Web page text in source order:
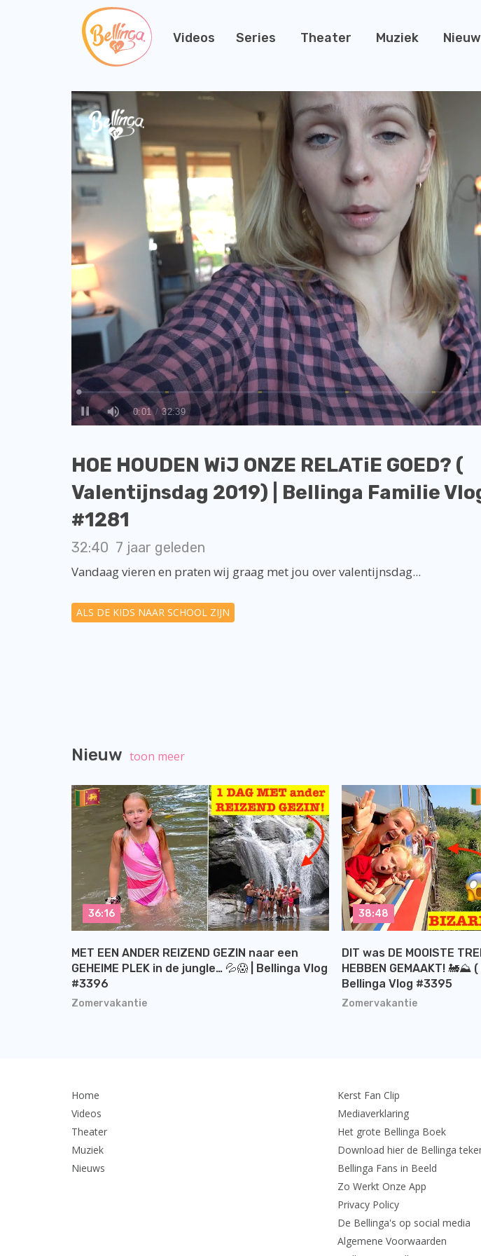
Videos Series Theater Muziek
HOE HOUDEN WiJ ONZE RELATiE GOED? (
Valentijnsdag 2019) | Bellinga Familie
#1281
32:40 7 jaar geleden
Vandaag vieren en praten wij graag met jou over valentijnsdag...
ALS DE KIDS NAAR SCHOOL ZIJN
Nieuw toon meer
Zomervakantie
MET EEN ANDER REIZEND GEZIN naar een
GEHEIME PLEK in de jungle… 💦😱 | Bellinga Vlog
#3396
36:16
Zomervakantie
DIT was DE MOOISTE
HEBBEN GEMAAKT! 🚂⛰️
Bellinga Vlog #3395
38:48
Home
Videos
Theater
Muziek
Nieuws
Kerst Fan Clip
Mediaverklaring
Het grote Bellinga Boek
Download hier de Bellinga
Bellinga Fans in Beeld
Zo Werkt Onze App
Privacy Policy
De Bellinga's op social media
Algemene Voorwaarden